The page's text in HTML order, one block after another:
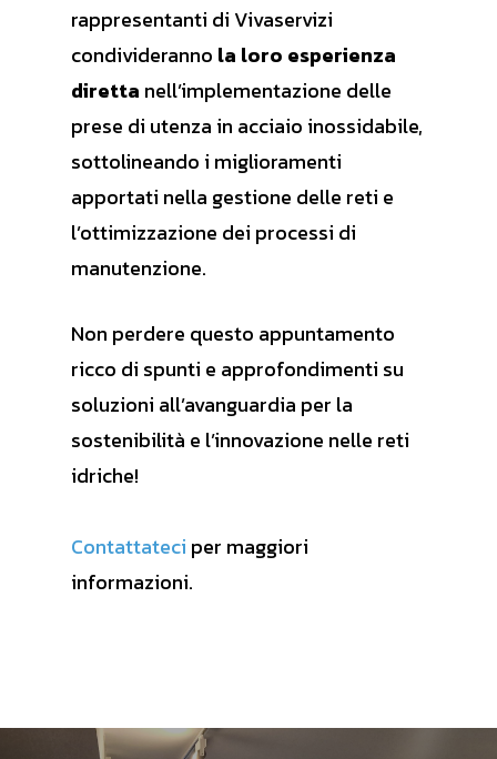
rappresentanti di Vivaservizi
condivideranno la loro esperienza
diretta nell’implementazione delle
prese di utenza in acciaio inossidabile,
sottolineando i miglioramenti
apportati nella gestione delle reti e
l’ottimizzazione dei processi di
manutenzione.
Non perdere questo appuntamento
ricco di spunti e approfondimenti su
soluzioni all’avanguardia per la
sostenibilità e l’innovazione nelle reti
idriche!
Contattateci per maggiori
informazioni.